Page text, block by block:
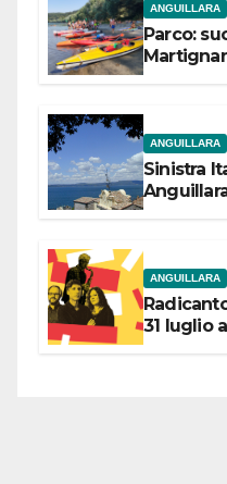
ANGUILLARA
Parco:
ANGUILLARA
Sinistra
ANGUILLARA
31 luglio